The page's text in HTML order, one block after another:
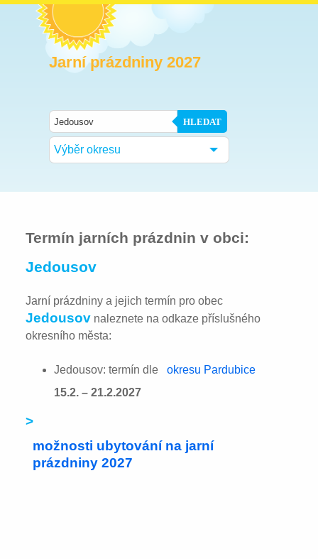
Jarní prázdniny 2027
HLEDAT
Výběr okresu
Termín jarních prázdnin v obci:
Jedousov
Jarní prázdniny a jejich termín pro obec
Jedousov naleznete na odkaze příslušného
okresního města:
Jedousov: termín dle
okresu Pardubice
15.2. – 21.2.2027
>
možnosti ubytování na jarní
prázdniny 2027